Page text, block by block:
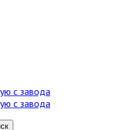
с завода
с завода